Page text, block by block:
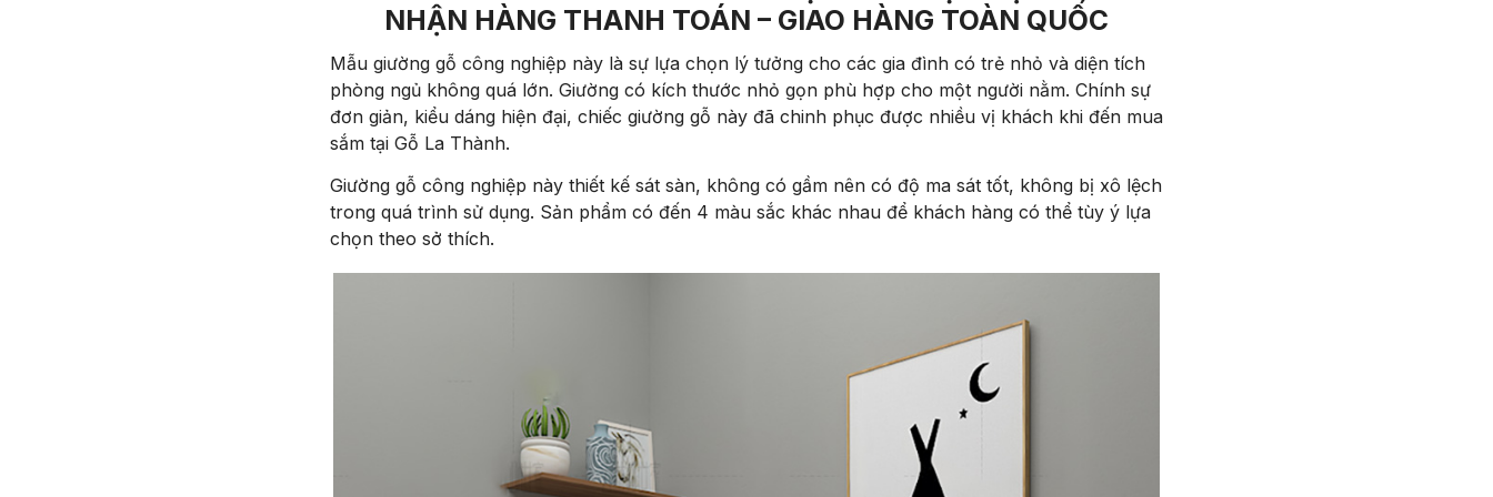
NHẬN HÀNG THANH TOÁN – GIAO HÀNG TOÀN QUỐC
Mẫu giường gỗ công nghiệp này là sự lựa chọn lý tưởng cho các gia đình có trẻ nhỏ và diện tích
phòng ngủ không quá lớn. Giường có kích thước nhỏ gọn phù hợp cho một người nằm. Chính sự
đơn giản, kiểu dáng hiện đại, chiếc giường gỗ này đã chinh phục được nhiều vị khách khi đến mua
sắm tại Gỗ La Thành.
Giường gỗ công nghiệp này thiết kế sát sàn, không có gầm nên có độ ma sát tốt, không bị xô lệch
trong quá trình sử dụng. Sản phẩm có đến 4 màu sắc khác nhau để khách hàng có thể tùy ý lựa
chọn theo sở thích.